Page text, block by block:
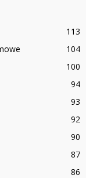
113
104
100
94
93
92
90
87
86